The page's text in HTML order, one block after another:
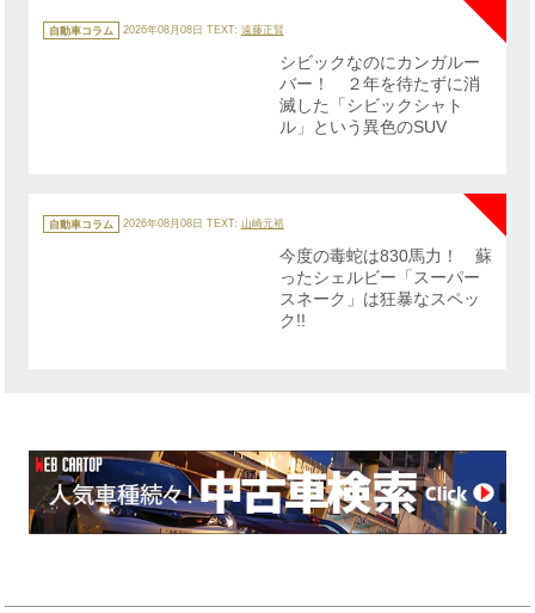
テ
ゴ
自動車コラム 2026年08月08日 TEXT: 遠藤正賢
シビックなのにカンガルー
バー！ ２年を待たずに消
滅した「シビックシャト
ル」という異色のSUV
テ
ゴ
自動車コラム 2026年08月08日 TEXT: 山崎元裕
今度の毒蛇は830馬力！ 蘇
ったシェルビー「スーパー
スネーク」は狂暴なスペッ
ク!!